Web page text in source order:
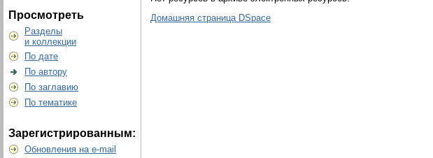
Просмотреть
Разделы
и коллекции
По дате
По автору
По заглавию
По тематике
Зарегистрированным:
Обновления на e-mail
Домашняя страница DSpace